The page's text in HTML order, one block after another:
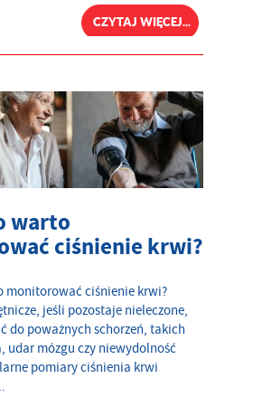
CZYTAJ WIĘCEJ...
warto
ciśnienie krwi?
monitorować ciśnienie krwi?
jeśli pozostaje nieleczone,
do poważnych schorzeń, takich
udar mózgu czy niewydolność
pomiary ciśnienia krwi